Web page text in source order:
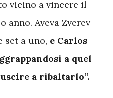
vicino a vincere il
anno. Aveva Zverev
set a uno, e Carlos
a quel
a ribaltarlo”.